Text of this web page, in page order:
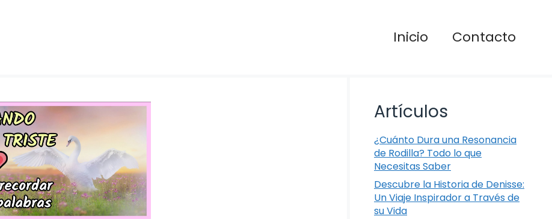
Inicio Contacto
Artículos
¿Cuánto Dura una Resonancia
de Rodilla? Todo lo que
Necesitas Saber
Descubre la Historia de Denisse:
Un Viaje Inspirador a Través de
su Vida